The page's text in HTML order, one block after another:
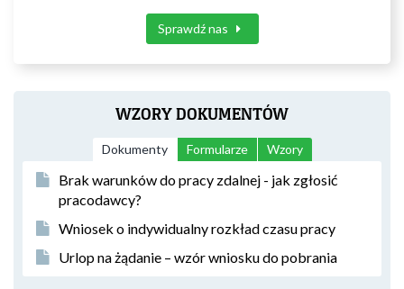
Sprawdź nas
WZORY DOKUMENTÓW
Dokumenty Formularze Wzory
Brak warunków do pracy zdalnej - jak zgłosić
pracodawcy?
Wniosek o indywidualny rozkład czasu pracy
Urlop na żądanie – wzór wniosku do pobrania